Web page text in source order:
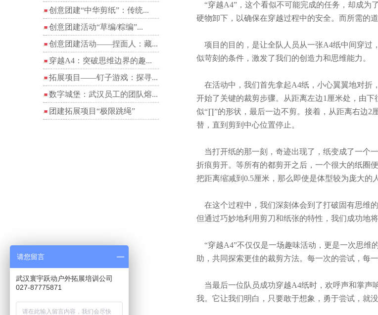
创意团建“中华剪纸”：传统...
创意团建活动“草编/粽编”...
创意团建活动——捏面人：藏...
穿越A4：突破思维边界的趣...
拓展项目——钉子游戏：探寻...
数字城堡：武汉员工的团队熔...
团建拓展项目“极限跳绳”
“穿越A4”，这个看似不可能完成的任务，却成为
硬物卸下，以确保在穿越过程中的安全。而所需的
项目的目的，是让全队人员从一张A4纸中间穿过
似苛刻的条件，激发了我们的创造力和思维能力。
在活动中，我们首先拿起A4纸，小心翼翼地对折
开始了关键的裁剪步骤。从距离左边1厘米处，由
似“∏”的形状，最后一边不剪。接着，从距离右边2
替，直到剪到中心位置停止。
当打开纸的那一刻，奇迹出现了，纸变成了一个
折痕剪开。等所有的都剪开之后，一个很大的纸圈
把距离缩减到0.5厘米，那么即使是体型较为庞大的
在这个过程中，我们深刻体会到了打破固有思维
但通过巧妙地利用剪刀和纸张的特性，我们成功地
“穿越A4”不仅仅是一场趣味活动，更是一次思维
助，共同探索更佳的裁剪方法。每一次的尝试，每
当最后一位队员成功穿越A4纸时，欢呼声和掌声
我。它让我们明白，只要敢于想象，勇于尝试，就
请您留言
武汉寰宇跃动户外拓展培训公司
027-87775871